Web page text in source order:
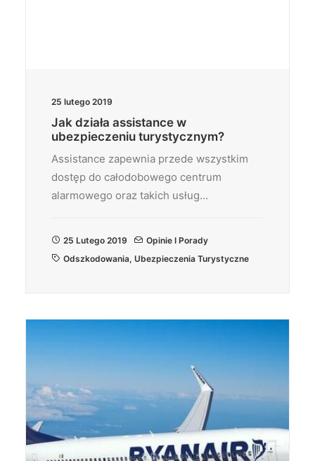
25 lutego 2019
Jak działa assistance w
ubezpieczeniu turystycznym?
Assistance zapewnia przede wszystkim
dostęp do całodobowego centrum
alarmowego oraz takich usług…
25 Lutego 2019
Opinie I Porady
Odszkodowania, Ubezpieczenia Turystyczne